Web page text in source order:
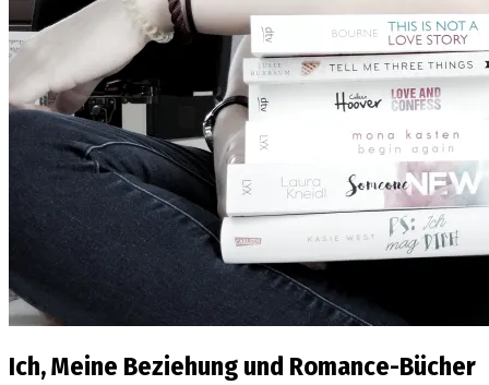
Ich, Meine Beziehung und Romance-Bücher